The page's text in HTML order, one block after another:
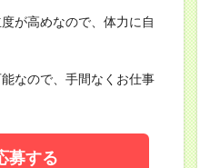
が高めなので、体力に自
なので、手間なくお仕事
募する